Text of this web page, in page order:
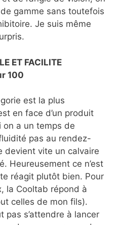
gamme sans toutefois
Je suis même
ET FACILITE
100
est la plus
en face d’un produit
on a un temps de
pas au rendez-
devient vite un calvaire
Heureusement ce n’est
réagit plutôt bien. Pour
la Cooltab répond à
celles de mon fils).
pas s’attendre à lancer